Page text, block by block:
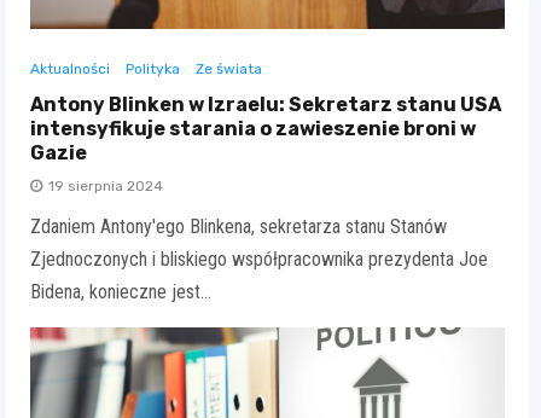
Aktualności Polityka Ze świata
Antony Blinken w Izraelu: Sekretarz stanu USA
intensyfikuje starania o zawieszenie broni w
Gazie
19 sierpnia 2024
Zdaniem Antony'ego Blinkena, sekretarza stanu Stanów
Zjednoczonych i bliskiego współpracownika prezydenta Joe
Bidena, konieczne jest…